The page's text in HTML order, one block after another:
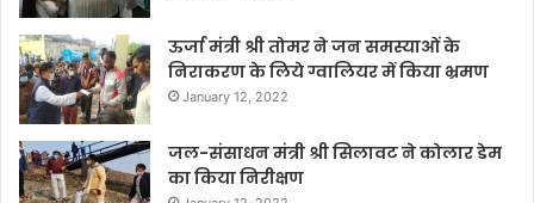
ऊर्जा मंत्री श्री तोमर ने जन समस्याओं के
निराकरण के लिये ग्वालियर में किया भ्रमण
January 12, 2022
जल-संसाधन मंत्री श्री सिलावट ने कोलार डेम
का किया निरीक्षण